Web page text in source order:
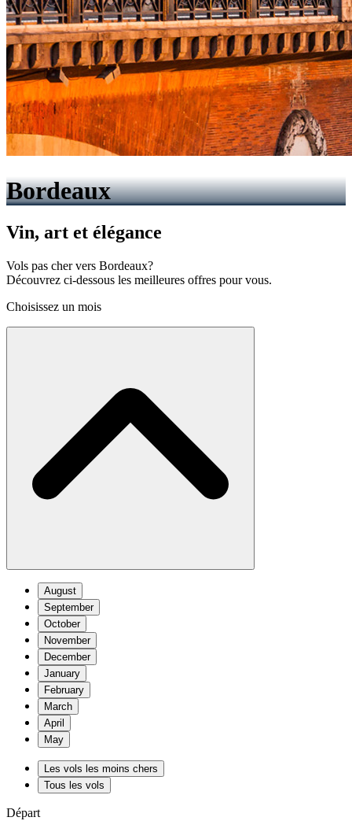
Bordeaux
Vin, art et élégance
Vols pas cher vers Bordeaux?
Découvrez ci-dessous les meilleures offres pour vous.
Choisissez un mois
August
September
October
November
December
January
February
March
April
May
Les vols les moins chers
Tous les vols
Départ